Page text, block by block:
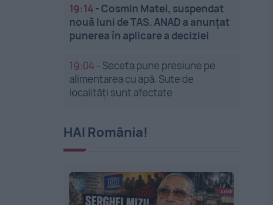
19:14-Cosmin Matei, suspendat
nouă luni de TAS. ANAD a anunțat
punerea în aplicare a deciziei
19:04 - Seceta pune presiune pe
alimentarea cu apă. Sute de
localități sunt afectate
HAI România!